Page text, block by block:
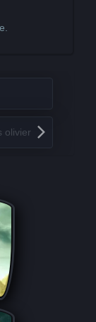
olivier